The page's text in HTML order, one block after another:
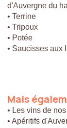
d'Auvergne du
• Terrine
• Tripoux
• Potée
• Saucisses
Mais
• Les vins de
• Apéritifs